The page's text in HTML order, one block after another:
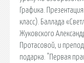
Графика.
класс). Баллада
Жуковского
Протасовой, и
подарка. "Первая